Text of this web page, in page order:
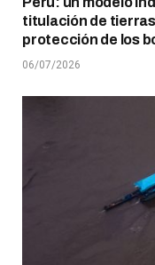
titulación de
protección de los
06/07/2026